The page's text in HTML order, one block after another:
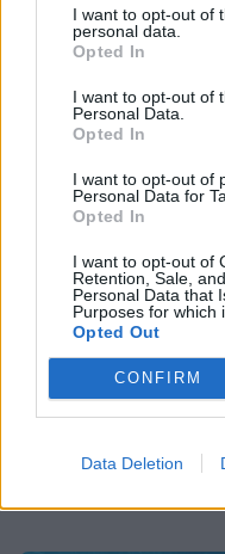
I want to opt-out of
personal data.
Opted In
I want to opt-out of
Personal Data.
Opted In
I want to opt-out of
Personal Data for
Opted In
I want to opt-out of
Retention, Sale,
Personal Data that
Purposes for which
Opted Out
CONFIRM
Data Deletion
Μαρία
δυστυχισμένη, ήμουν
έφερνα τον θυμό μου
Τζένιφερ Άνιστον:
λάθος και η
και έχει αλλάξει το
SHOWBIZ
Χριστίνα Τσάφου:
από την άλλη είμαι
DPG